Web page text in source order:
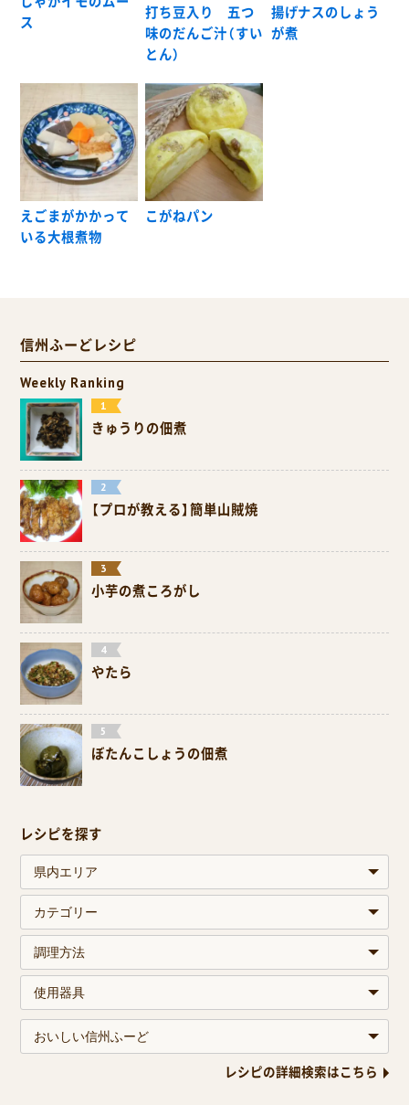
ス
打ち豆入り 五つ
味のだんご汁（すい
とん）
揚げナスのしょう
が煮
えごまがかかって
いる大根煮物
こがねパン
信州ふーどレシピ
Weekly Ranking
きゅうりの佃煮
【プロが教える】簡単山賊焼
小芋の煮ころがし
やたら
ぼたんこしょうの佃煮
レシピを探す
レシピの詳細検索はこちら